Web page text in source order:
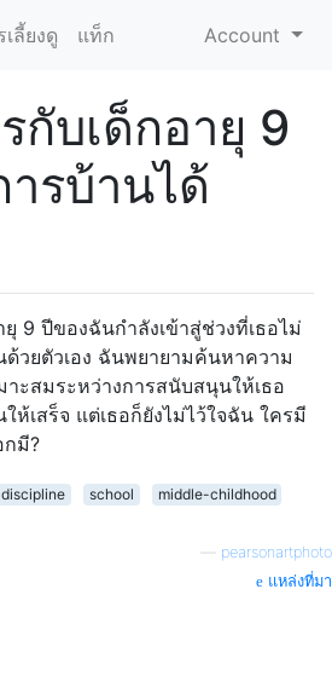
เลี้ยงดู แท็ก Account
บเด็กอายุ 9
รบ้านได้
9 ปีของฉันกำลังเข้าสู่ช่วงที่เธอไม่
ด้วยตัวเอง ฉันพยายามค้นหาความ
าะสมระหว่างการสนับสนุนให้เธอ
ห้เสร็จ แต่เธอก็ยังไม่ไว้ใจฉัน ใครมี
กมี?
discipline school
middle-childhood
pearsonartphoto
แหล่งที่มา